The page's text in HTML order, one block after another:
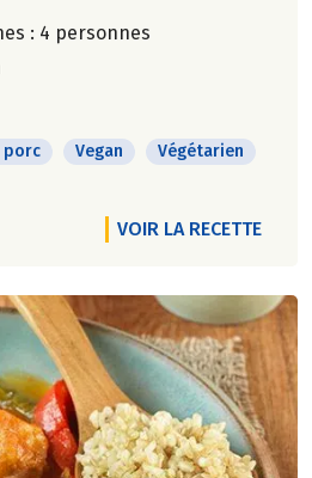
: 4 personnes
porc Vegan Végétarien
VOIR LA RECETTE